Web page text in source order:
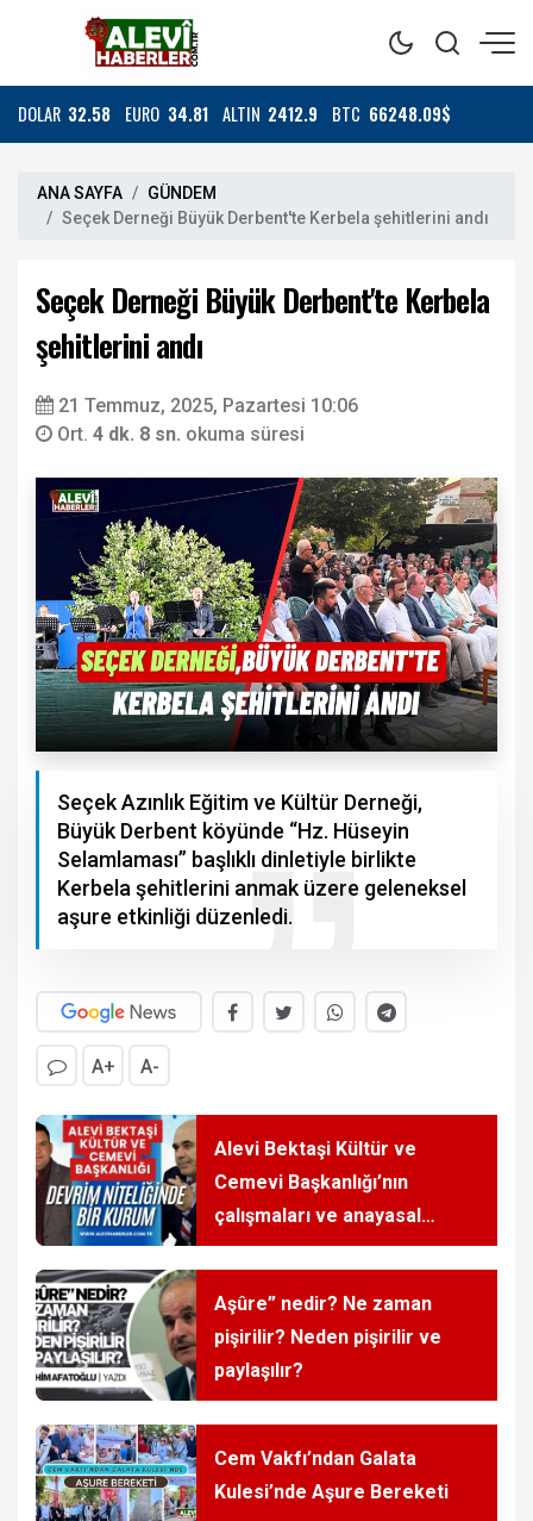
DOLAR 32.58 EURO 34.81 ALTIN 2412.9 BTC 66248.09$
ANA SAYFA
GÜNDEM
Seçek Derneği Büyük Derbent'te Kerbela şehitlerini andı
Seçek Derneği Büyük Derbent'te Kerbela
şehitlerini andı
21 Temmuz, 2025, Pazartesi 10:06
Ort. 4 dk. 8 sn. okuma süresi
Seçek Azınlık Eğitim ve Kültür Derneği,
Büyük Derbent köyünde “Hz. Hüseyin
Selamlaması” başlıklı dinletiyle birlikte
Kerbela şehitlerini anmak üzere geleneksel
aşure etkinliği düzenledi.
A+ A-
Alevi Bektaşi Kültür ve
Cemevi Başkanlığı’nın
çalışmaları ve anayasal
haklar
Aşûre” nedir? Ne zaman
pişirilir? Neden pişirilir ve
paylaşılır?
Cem Vakfı’ndan Galata
Kulesi’nde Aşure Bereketi